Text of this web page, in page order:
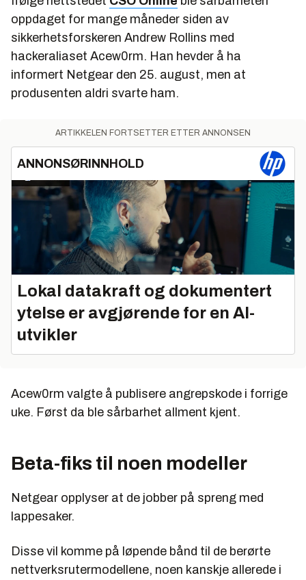
oppdaget for mange måneder siden av
sikkerhetsforskeren Andrew Rollins med
hackeraliaset Acew0rm. Han hevder å ha
informert Netgear den 25. august, men at
produsenten aldri svarte ham.
ARTIKKELEN FORTSETTER ETTER ANNONSEN
ANNONSØRINNHOLD
Lokal datakraft og dokumentert
ytelse er avgjørende for en AI-
utvikler
Acew0rm valgte å publisere angrepskode i forrige
uke. Først da ble sårbarhet allment kjent.
Beta-fiks til noen modeller
Netgear opplyser at de jobber på spreng med
lappesaker.
Disse vil komme på løpende bånd til de berørte
nettverksrutermodellene, noen kanskje allerede i